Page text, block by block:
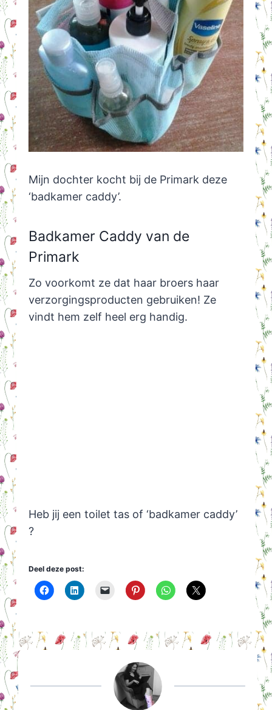
Mijn dochter kocht bij de Primark deze
‘badkamer caddy’.
Badkamer Caddy van de
Primark
Zo voorkomt ze dat haar broers haar
verzorgingsproducten gebruiken! Ze
vindt hem zelf heel erg handig.
Heb jij een toilet tas of ‘badkamer caddy’
?
Deel deze post: